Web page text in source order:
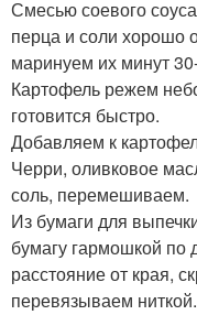
Смесью соевого
перца и соли хорошо
маринуем их минут
Картофель режем
готовится быстро.
Добавляем к
Черри, оливковое
соль, перемешиваем.
Из бумаги для
бумагу гармошкой по
расстояние от края,
перевязываем